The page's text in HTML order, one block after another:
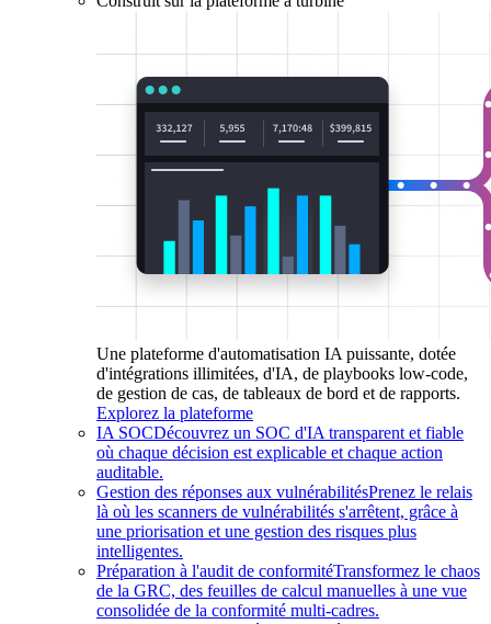
Une plateforme d'automatisation IA puissante, dotée
d'intégrations illimitées, d'IA, de playbooks low-code,
de gestion de cas, de tableaux de bord et de rapports.
Explorez la plateforme
IA SOCDécouvrez un SOC d'IA transparent et fiable
où chaque décision est explicable et chaque action
auditable.
Gestion des réponses aux vulnérabilitésPrenez le relais
là où les scanners de vulnérabilités s'arrêtent, grâce à
une priorisation et une gestion des risques plus
intelligentes.
Préparation à l'audit de conformitéTransformez le chaos
de la GRC, des feuilles de calcul manuelles à une vue
consolidée de la conformité multi-cadres.